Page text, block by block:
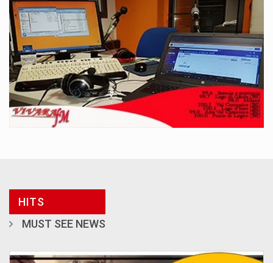
HITS
MUST SEE NEWS